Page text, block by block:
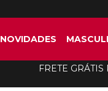
NOVIDADES
FRETE